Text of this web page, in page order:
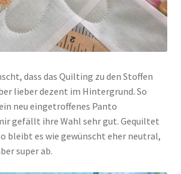
dass das Quilting zu den Stoffen
lieber dezent im Hintergrund. So
neu eingetroffenes Panto
gefällt ihre Wahl sehr gut. Gequiltet
bleibt es wie gewünscht eher neutral,
super ab.